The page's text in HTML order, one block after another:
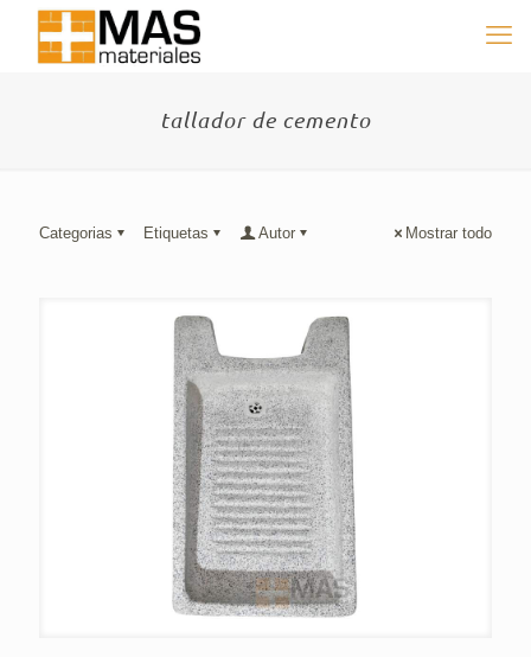
tallador de cemento
Categorias Etiquetas Autor Mostrar todo